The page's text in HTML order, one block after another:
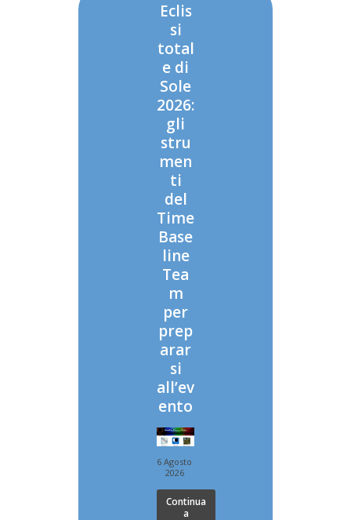
Eclis
si
total
e di
Sole
2026:
gli
stru
men
ti
del
Time
Base
line
Tea
m
per
prep
arar
si
all’ev
ento
6 Agosto
2026
Continua
a